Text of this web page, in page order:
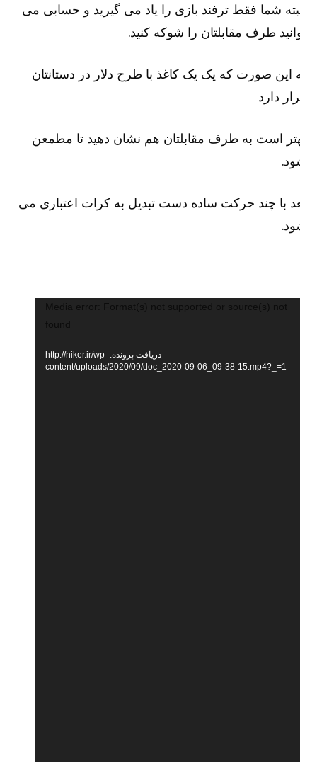
شما فقط ترفند بازی را یاد می گیرید و حسابی می
طرف مقابلتان را شوکه کنید.
این صورت که یک یک کاغذ با طرح دلار در دستانتان
دارد
است به طرف مقابلتان هم نشان دهید تا مطمعن
با چند حرکت ساده دست تبدیل به کرات اعتباری می
دریافت پرونده: http://niker.ir/wp-
content/uploads/2020/09/doc_2020-09-06_09-38-15.mp4?_=1